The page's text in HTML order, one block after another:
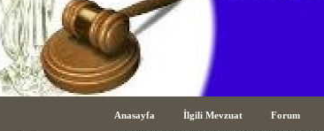
Anasayfa İlgili Mevzuat Forum